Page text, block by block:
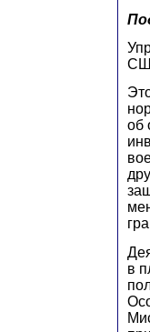
об
в